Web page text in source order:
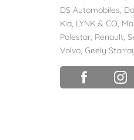
DS Automobiles,
Kia, LYNK & CO,
Polestar, Renault,
Volvo, Geely